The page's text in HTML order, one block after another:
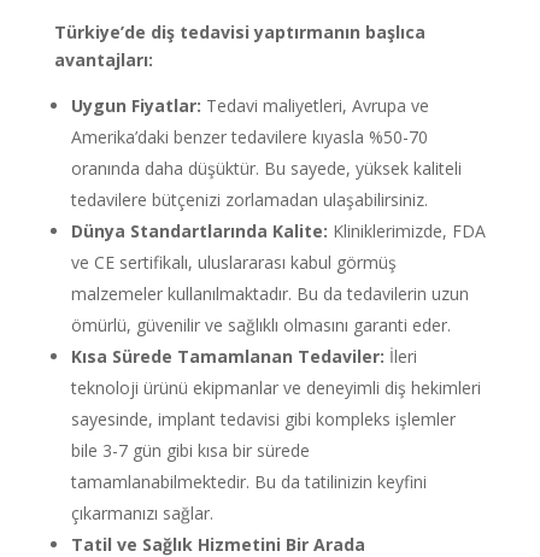
Türkiye’de diş tedavisi yaptırmanın başlıca
avantajları:
Uygun Fiyatlar: Tedavi maliyetleri, Avrupa ve
Amerika’daki benzer tedavilere kıyasla %50-70
oranında daha düşüktür. Bu sayede, yüksek kaliteli
tedavilere bütçenizi zorlamadan ulaşabilirsiniz.
Dünya Standartlarında Kalite: Kliniklerimizde, FDA
ve CE sertifikalı, uluslararası kabul görmüş
malzemeler kullanılmaktadır. Bu da tedavilerin uzun
ömürlü, güvenilir ve sağlıklı olmasını garanti eder.
Kısa Sürede Tamamlanan Tedaviler: İleri
teknoloji ürünü ekipmanlar ve deneyimli diş hekimleri
sayesinde, implant tedavisi gibi kompleks işlemler
bile 3-7 gün gibi kısa bir sürede
tamamlanabilmektedir. Bu da tatilinizin keyfini
çıkarmanızı sağlar.
Tatil ve Sağlık Hizmetini Bir Arada